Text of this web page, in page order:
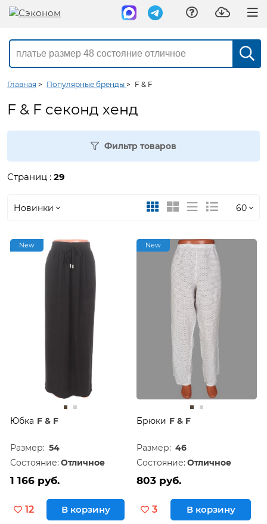
Главная > Популярные бренды > F & F
F & F секонд хенд
Фильтр товаров
Страниц : 29
Новинки
Новинки
Дешевле
60
30
New
Юбка F & F
Размер: 54
Состояние: Отличное
1 166 руб.
12 В корзину
New
Брюки F & F
Размер: 46
Состояние: Отличное
803 руб.
3 В корзину